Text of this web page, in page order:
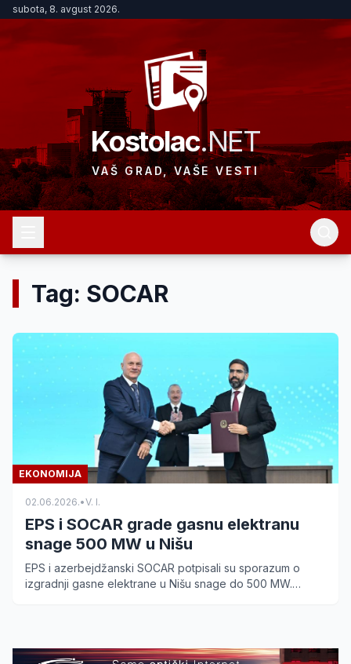
subota, 8. avgust 2026.
Kostolac.NET
VAŠ GRAD, VAŠE VESTI
Tag: SOCAR
EKONOMIJA
02.06.2026.•V. I.
EPS i SOCAR grade gasnu elektranu
snage 500 MW u Nišu
EPS i azerbejdžanski SOCAR potpisali su sporazum o
izgradnji gasne elektrane u Nišu snage do 500 MW.